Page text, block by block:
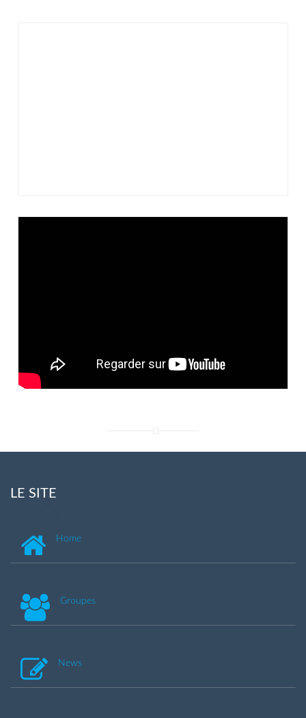
LE SITE
Home
Groupes
News